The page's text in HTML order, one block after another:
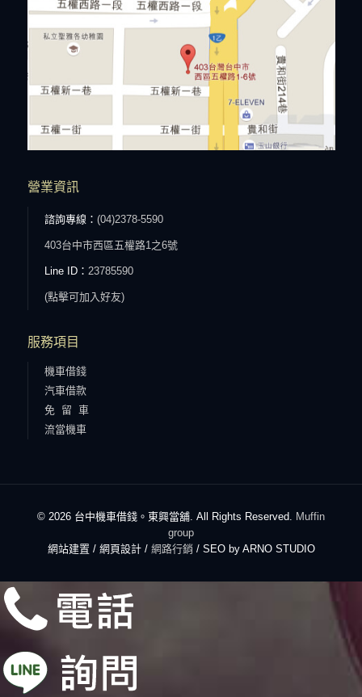
營業資訊
諮詢專線： (04)2378-5590
403台中市西區五權路1之6號
Line ID： 23785590
(點擊可加入好友)
服務項目
機車借錢
汽車借款
免 留 車
流當機車
© 2026 台中機車借錢。東興當舖. All Rights Reserved. Muffin
group
網站建置 / 網頁設計 / 網路行銷 / SEO by ARNO STUDIO